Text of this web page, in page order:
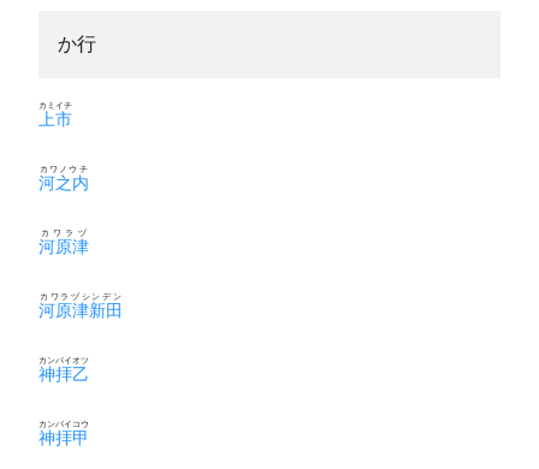
か行
上市
カミイチ
河之内
カワノウチ
河原津
カワラヅ
河原津新田
カワラヅシンデン
神拝乙
カンバイオツ
神拝甲
カンバイコウ